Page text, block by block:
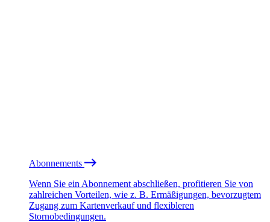
Abonnements
Wenn Sie ein Abonnement abschließen, profitieren Sie von
zahlreichen Vorteilen, wie z. B. Ermäßigungen, bevorzugtem
Zugang zum Kartenverkauf und flexibleren
Stornobedingungen.